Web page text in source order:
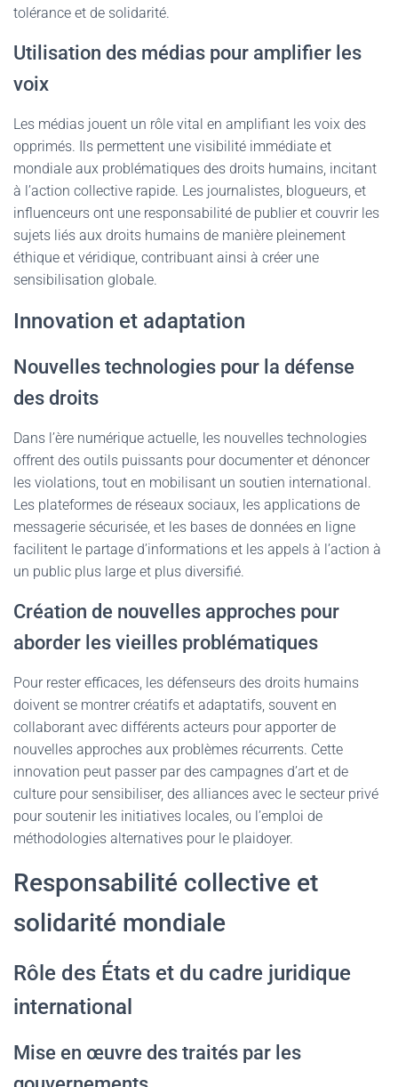
tolérance et de solidarité.
Utilisation des médias pour amplifier les
voix
Les médias jouent un rôle vital en amplifiant les voix des
opprimés. Ils permettent une visibilité immédiate et
mondiale aux problématiques des droits humains, incitant
à l’action collective rapide. Les journalistes, blogueurs, et
influenceurs ont une responsabilité de publier et couvrir les
sujets liés aux droits humains de manière pleinement
éthique et véridique, contribuant ainsi à créer une
sensibilisation globale.
Innovation et adaptation
Nouvelles technologies pour la défense
des droits
Dans l’ère numérique actuelle, les nouvelles technologies
offrent des outils puissants pour documenter et dénoncer
les violations, tout en mobilisant un soutien international.
Les plateformes de réseaux sociaux, les applications de
messagerie sécurisée, et les bases de données en ligne
facilitent le partage d’informations et les appels à l’action à
un public plus large et plus diversifié.
Création de nouvelles approches pour
aborder les vieilles problématiques
Pour rester efficaces, les défenseurs des droits humains
doivent se montrer créatifs et adaptatifs, souvent en
collaborant avec différents acteurs pour apporter de
nouvelles approches aux problèmes récurrents. Cette
innovation peut passer par des campagnes d’art et de
culture pour sensibiliser, des alliances avec le secteur privé
pour soutenir les initiatives locales, ou l’emploi de
méthodologies alternatives pour le plaidoyer.
Responsabilité collective et
solidarité mondiale
Rôle des États et du cadre juridique
international
Mise en œuvre des traités par les